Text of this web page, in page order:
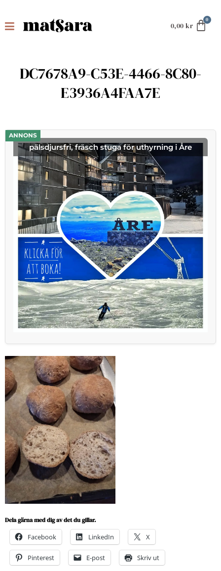
0,00 kr
DC7678A9-C53E-4466-8C80-
E3936A4FAA7E
ANNONS
pälsdjursfri, fräsch stuga för uthyrning i Åre
Dela gärna med dig av det du gillar.
Facebook LinkedIn X
Pinterest E-post Skriv ut